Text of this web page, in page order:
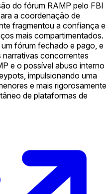
do fórum RAMP pelo FBI
a coordenação de
fragmentou a confiança e
mais compartimentados.
fórum fechado e pago, e
concorrentes
e o possível abuso interno
impulsionando uma
e mais rigorosamente
de plataformas de